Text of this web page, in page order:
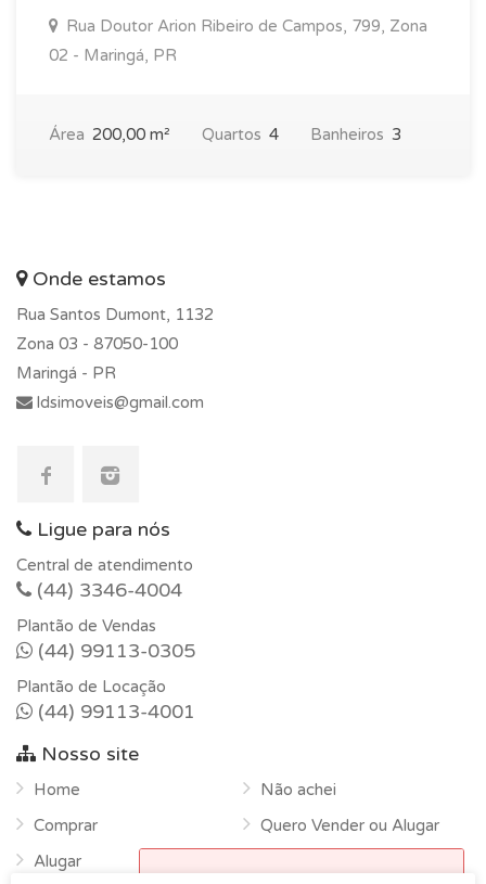
Rua Doutor Arion Ribeiro de Campos, 799, Zona
02 - Maringá, PR
Área 200,00 m² Quartos 4 Banheiros 3
Onde estamos
Rua Santos Dumont, 1132
Zona 03 - 87050-100
Maringá - PR
ldsimoveis@gmail.com
Ligue para nós
Central de atendimento
(44) 3346-4004
Plantão de Vendas
(44) 99113-0305
Plantão de Locação
(44) 99113-4001
Nosso site
Home
Comprar
Alugar
Não achei
Quero Vender ou Alugar